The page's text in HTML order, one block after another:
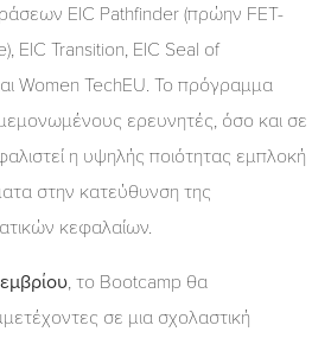
EIC Pathfinder (πρώην FET-
EIC Transition, EIC Seal of
Women TechEU. Το πρόγραμμα
ερευνητές, όσο και σε
η υψηλής ποιότητας εμπλοκή
στην κατεύθυνση της
κεφαλαίων.
, το Bootcamp θα
σε μια σχολαστική